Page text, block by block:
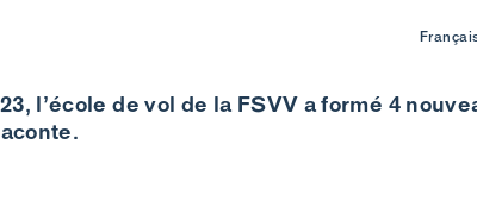
l’école de vol de la FSVV a formé 4